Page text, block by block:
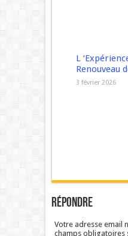
L
Renouveau
3 février 2026
Répondre
Votre adresse email
champs obligatoires